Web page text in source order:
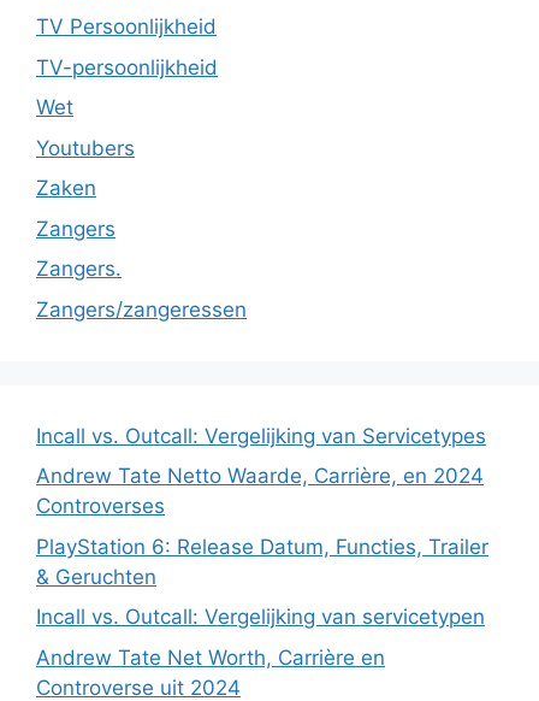
TV Persoonlijkheid
TV-persoonlijkheid
Wet
Youtubers
Zaken
Zangers
Zangers.
Zangers/zangeressen
Incall vs. Outcall: Vergelijking van Servicetypes
Andrew Tate Netto Waarde, Carrière, en 2024
Controverses
PlayStation 6: Release Datum, Functies, Trailer
& Geruchten
Incall vs. Outcall: Vergelijking van servicetypen
Andrew Tate Net Worth, Carrière en
Controverse uit 2024